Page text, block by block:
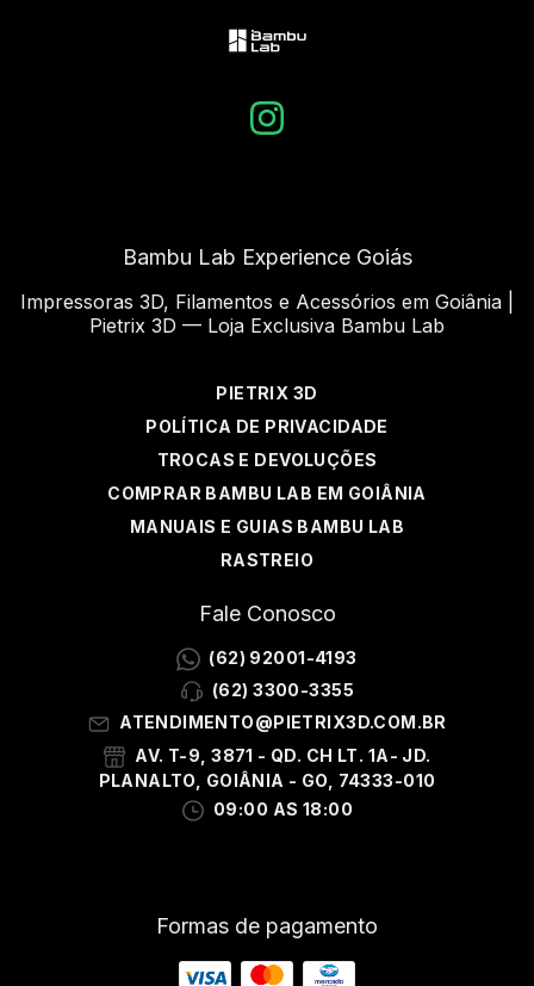
Bambu Lab Experience Goiás
Impressoras 3D, Filamentos e Acessórios em Goiânia |
Pietrix 3D — Loja Exclusiva Bambu Lab
PIETRIX 3D
POLÍTICA DE PRIVACIDADE
TROCAS E DEVOLUÇÕES
COMPRAR BAMBU LAB EM GOIÂNIA
MANUAIS E GUIAS BAMBU LAB
RASTREIO
Fale Conosco
(62) 92001-4193
(62) 3300-3355
ATENDIMENTO@PIETRIX3D.COM.BR
AV. T-9, 3871 - QD. CH LT. 1A- JD.
PLANALTO, GOIÂNIA - GO, 74333-010
09:00 AS 18:00
Formas de pagamento